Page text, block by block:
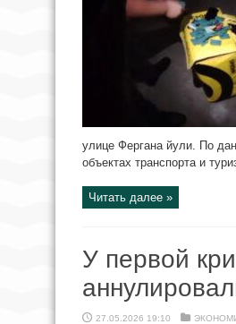
улице Фергана йули. По
объектах транспорта и
Читать далее »
У первой
27.05.2026 19:10